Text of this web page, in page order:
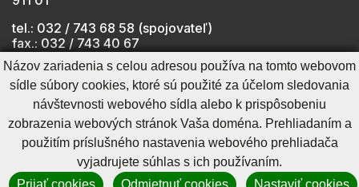
tel.: 032 / 743 68 58 (spojovateľ)
fax.: 032 / 743 40 67
e-mail:
info@gmab.sk
Cookies nastavenie
Ochrana osobných údajov
Cookies - viac informácií
Vyhlásenie o prístupnosti
Technický prevádzkovateľ
Správca obsahu
GenerujeCMS BUXUS
Názov zariadenia s celou adresou používa na tomto webovom
sídle súbory cookies, ktoré sú použité za účelom sledovania
návštevnosti webového sídla alebo k prispôsobeniu
zobrazenia webových stránok Vaša doména. Prehliadaním a
použitím príslušného nastavenia webového prehliadača
vyjadrujete súhlas s ich používaním.
Prijať cookies
Odmietnuť cookies Nastaviť cookies